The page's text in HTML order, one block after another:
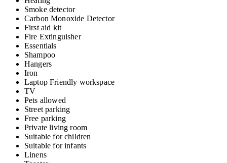
Smoke detector
Carbon Monoxide Detector
First aid kit
Fire Extinguisher
Essentials
Shampoo
Hangers
Iron
Laptop Friendly workspace
TV
Pets allowed
Street parking
Free parking
Private living room
Suitable for children
Suitable for infants
Linens